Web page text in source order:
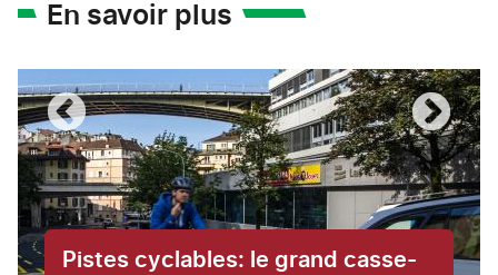
En savoir plus
Pistes cyclables: le grand casse-